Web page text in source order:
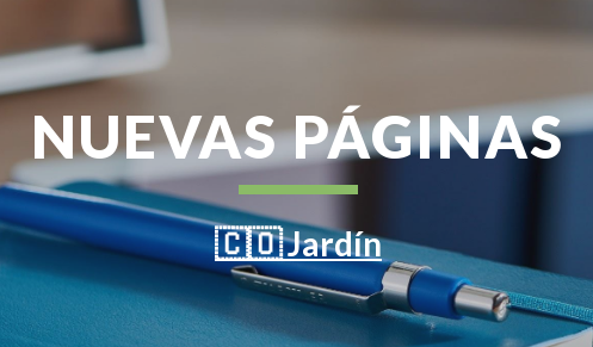
NUEVAS PÁGINAS
🇨🇴 Jardín